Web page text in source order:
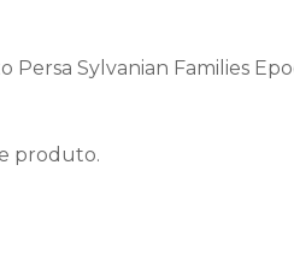
Persa Sylvanian Families
produto.